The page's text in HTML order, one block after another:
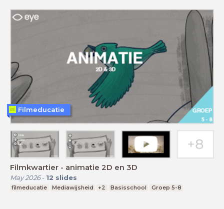
Filmkwartier - animatie 2D en 3D
May 2026- 12 slides
filmeducatie Mediawijsheid +2 Basisschool Groep 5-8
Filmeducatie